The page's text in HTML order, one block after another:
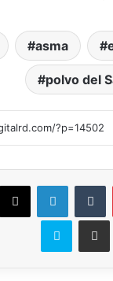
asma
polvo del
X LinkedIn
Skype